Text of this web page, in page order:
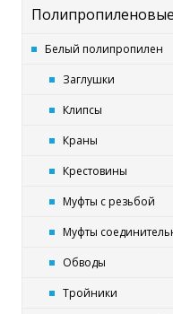
Белый полипропилен
Заглушки
Клипсы
Краны
Крестовины
Муфты с резьбой
Муфты
Обводы
Тройники